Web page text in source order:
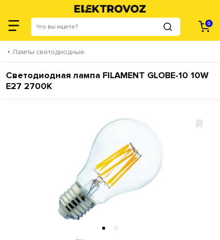
0
Лампы светодиодные
Светодиодная лампа FILAMENT GLOBE-10 10W
Е27 2700К